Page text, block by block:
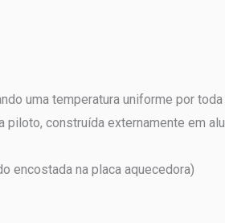
uma temperatura uniforme por toda
piloto, construída externamente em
encostada na placa aquecedora)